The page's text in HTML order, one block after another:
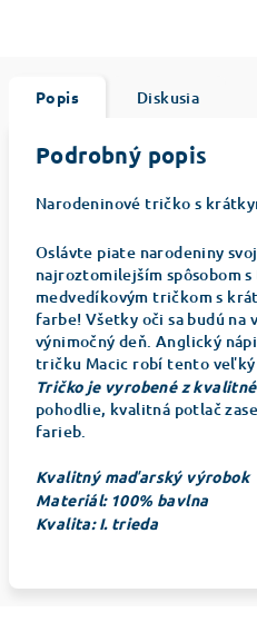
Popis Diskusia
Podrobný popis
Narodeninové tričko s
Oslávte piate narodeniny
najroztomilejším spôsobom
medvedíkovým tričkom s
farbe! Všetky oči sa budú na
výnimočný deň. Anglický
tričku Macic robí tento veľký
Tričko je vyrobené z
pohodlie, kvalitná potlač
farieb.
Kvalitný maďarský výrobok
Materiál: 100% bavlna
Kvalita: I. trieda